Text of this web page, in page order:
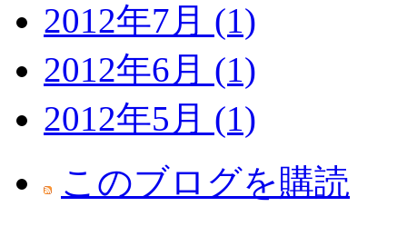
2012年7月 (1)
2012年6月 (1)
2012年5月 (1)
このブログを購読